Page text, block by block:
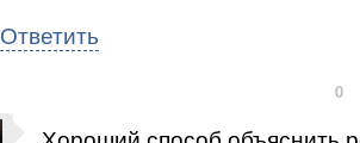
Ответить
0